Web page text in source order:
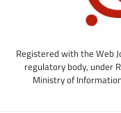
Registered with the Web
regulatory body, under
Ministry of